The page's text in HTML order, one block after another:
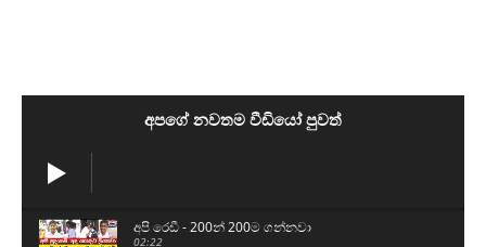
අපගේ නවතම වීඩියෝ පුවත්
අපි රෙඩී - 200න් 200ම ගන්නවා
02:22